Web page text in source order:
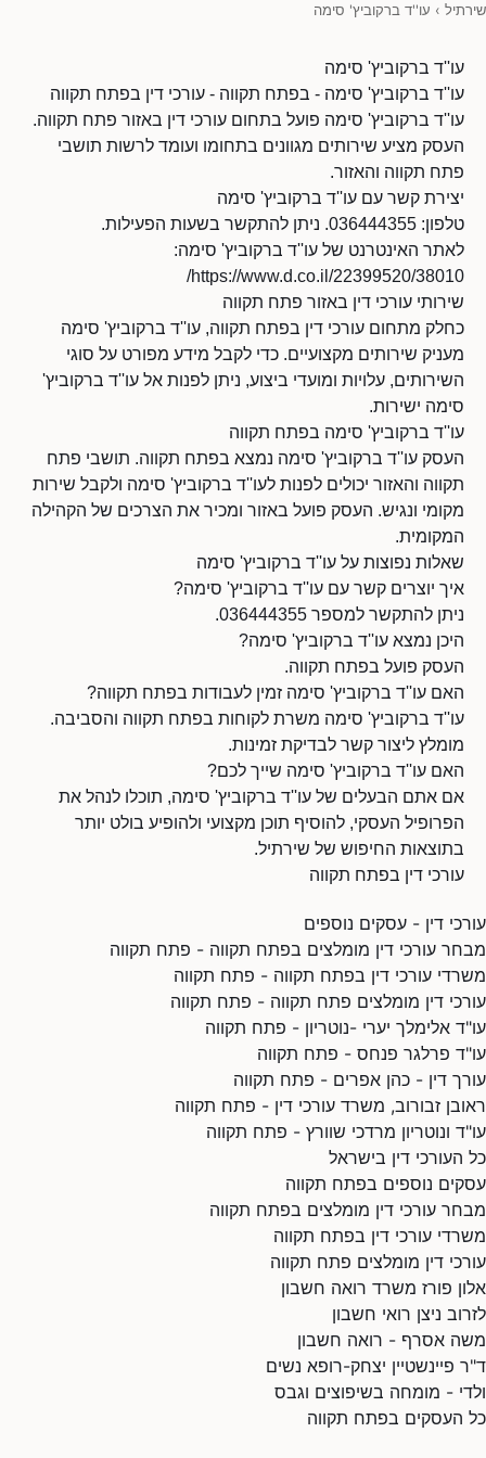
שירתיל › עו''ד ברקוביץ' סימה
עו''ד ברקוביץ' סימה
עו''ד ברקוביץ' סימה - בפתח תקווה - עורכי דין בפתח תקווה
עו''ד ברקוביץ' סימה פועל בתחום עורכי דין באזור פתח תקווה.
העסק מציע שירותים מגוונים בתחומו ועומד לרשות תושבי
פתח תקווה והאזור.
יצירת קשר עם עו''ד ברקוביץ' סימה
טלפון: 036444355. ניתן להתקשר בשעות הפעילות.
לאתר האינטרנט של עו''ד ברקוביץ' סימה:
https://www.d.co.il/22399520/38010/
שירותי עורכי דין באזור פתח תקווה
כחלק מתחום עורכי דין בפתח תקווה, עו''ד ברקוביץ' סימה
מעניק שירותים מקצועיים. כדי לקבל מידע מפורט על סוגי
השירותים, עלויות ומועדי ביצוע, ניתן לפנות אל עו''ד ברקוביץ'
סימה ישירות.
עו''ד ברקוביץ' סימה בפתח תקווה
העסק עו''ד ברקוביץ' סימה נמצא בפתח תקווה. תושבי פתח
תקווה והאזור יכולים לפנות לעו''ד ברקוביץ' סימה ולקבל שירות
מקומי ונגיש. העסק פועל באזור ומכיר את הצרכים של הקהילה
המקומית.
שאלות נפוצות על עו''ד ברקוביץ' סימה
איך יוצרים קשר עם עו''ד ברקוביץ' סימה?
ניתן להתקשר למספר 036444355.
היכן נמצא עו''ד ברקוביץ' סימה?
העסק פועל בפתח תקווה.
האם עו''ד ברקוביץ' סימה זמין לעבודות בפתח תקווה?
עו''ד ברקוביץ' סימה משרת לקוחות בפתח תקווה והסביבה.
מומלץ ליצור קשר לבדיקת זמינות.
האם עו''ד ברקוביץ' סימה שייך לכם?
אם אתם הבעלים של עו''ד ברקוביץ' סימה, תוכלו לנהל את
הפרופיל העסקי, להוסיף תוכן מקצועי ולהופיע בולט יותר
בתוצאות החיפוש של שירתיל.
עורכי דין בפתח תקווה
עורכי דין - עסקים נוספים
מבחר עורכי דין מומלצים בפתח תקווה - פתח תקווה
משרדי עורכי דין בפתח תקווה - פתח תקווה
עורכי דין מומלצים פתח תקווה - פתח תקווה
עו"ד אלימלך יערי -נוטריון - פתח תקווה
עו"ד פרלגר פנחס - פתח תקווה
עורך דין - כהן אפרים - פתח תקווה
ראובן זבורוב, משרד עורכי דין - פתח תקווה
עו"ד ונוטריון מרדכי שוורץ - פתח תקווה
כל העורכי דין בישראל
עסקים נוספים בפתח תקווה
מבחר עורכי דין מומלצים בפתח תקווה
משרדי עורכי דין בפתח תקווה
עורכי דין מומלצים פתח תקווה
אלון פורז משרד רואה חשבון
לזרוב ניצן רואי חשבון
משה אסרף - רואה חשבון
ד"ר פיינשטיין יצחק-רופא נשים
ולדי - מומחה בשיפוצים וגבס
כל העסקים בפתח תקווה